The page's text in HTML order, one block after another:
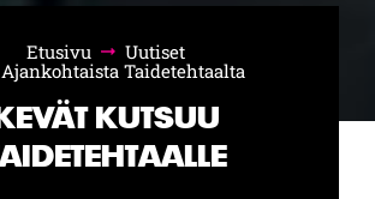
Etusivu
Uutiset
Ajankohtaista Taidetehtaalta
KUTSUU